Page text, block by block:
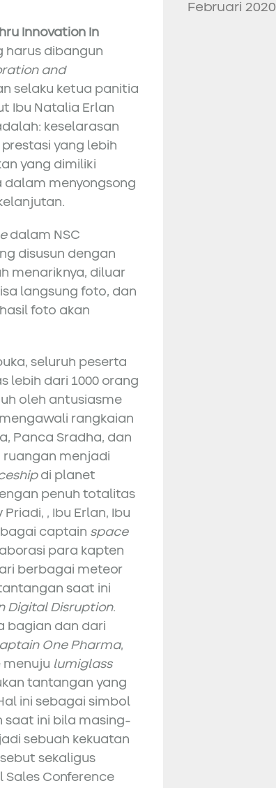
Innovation In
harus dibangun
and
selaku ketua panitia
Ibu Natalia Erlan
keselarasan
yang lebih
yang dimiliki
dalam menyongsong
dalam NSC
disusun dengan
menariknya, diluar
langsung foto, dan
foto akan
seluruh peserta
lebih dari 1000 orang
oleh antusiasme
rangkaian
Panca Sradha, dan
ruangan menjadi
di planet
penuh totalitas
Priadi, , Ibu Erlan, Ibu
captain space
para kapten
berbagai meteor
saat ini
Digital Disruption.
bagian dan dari
One Pharma,
menuju lumiglass
tantangan yang
ini sebagai simbol
saat ini bila masing-
sebuah kekuatan
sekaligus
Sales Conference
Februari 2020